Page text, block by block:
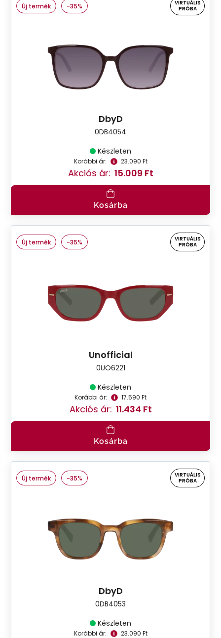
Új termék -35%
VIRTUÁLIS
PRÓBA
DbyD
0DB4054
Készleten
Korábbi ár: 23.090 Ft
Akciós ár: 15.009 Ft
Kosárba
Új termék -35%
VIRTUÁLIS
PRÓBA
Unofficial
0UO6221
Készleten
Korábbi ár: 17.590 Ft
Akciós ár: 11.434 Ft
Kosárba
Új termék -35%
VIRTUÁLIS
PRÓBA
DbyD
0DB4053
Készleten
Korábbi ár: 23.090 Ft